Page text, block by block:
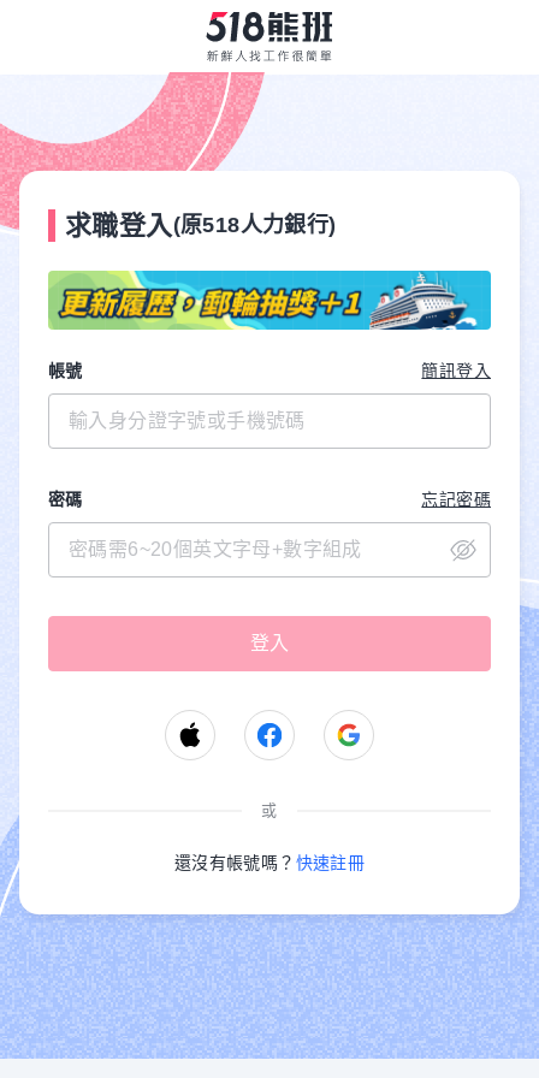
求職登入 (原518人力銀行)
帳號 簡訊登入
密碼 忘記密碼
或
還沒有帳號嗎？ 快速註冊